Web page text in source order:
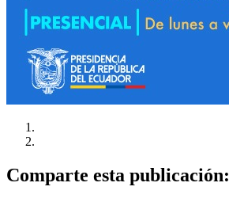
Comparte esta publicación: